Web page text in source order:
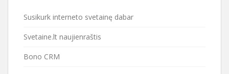
Susikurk interneto svetainę dabar
Svetaine.lt naujienraštis
Bono CRM